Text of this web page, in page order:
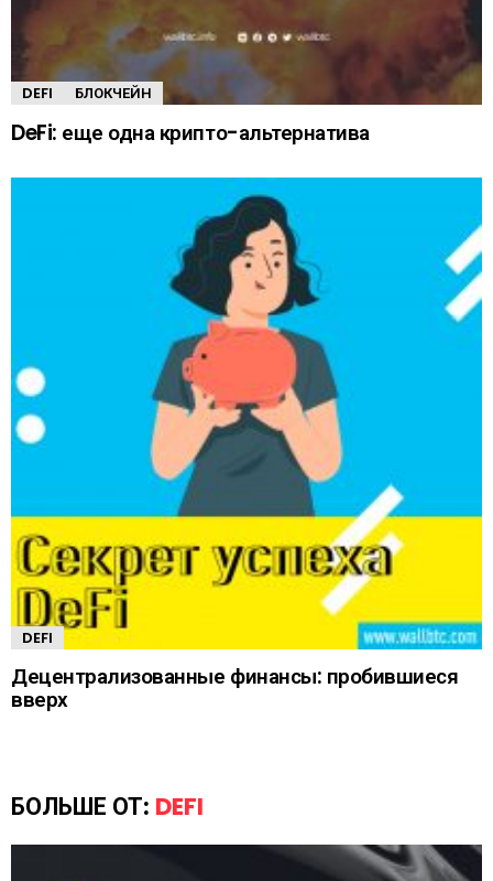
DEFI БЛОКЧЕЙН
DeFi: еще одна крипто-альтернатива
DEFI
Децентрализованные финансы: пробившиеся
вверх
БОЛЬШЕ ОТ: DEFI